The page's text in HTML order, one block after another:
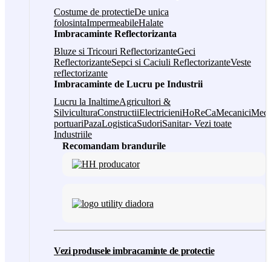
Costume de protectieDe unica
folosintaImpermeabileHalate
Imbracaminte Reflectorizanta
Bluze si Tricouri ReflectorizanteGeci
ReflectorizanteSepci si Caciuli ReflectorizanteVeste
reflectorizante
Imbracaminte de Lucru pe Industrii
Lucru la InaltimeAgricultori &
SilviculturaConstructiiElectricieniHoReCaMecanici
portuariPazaLogisticaSudoriSanitar› Vezi toate
Industriile
Recomandam brandurile
Vezi produsele imbracaminte de protectie